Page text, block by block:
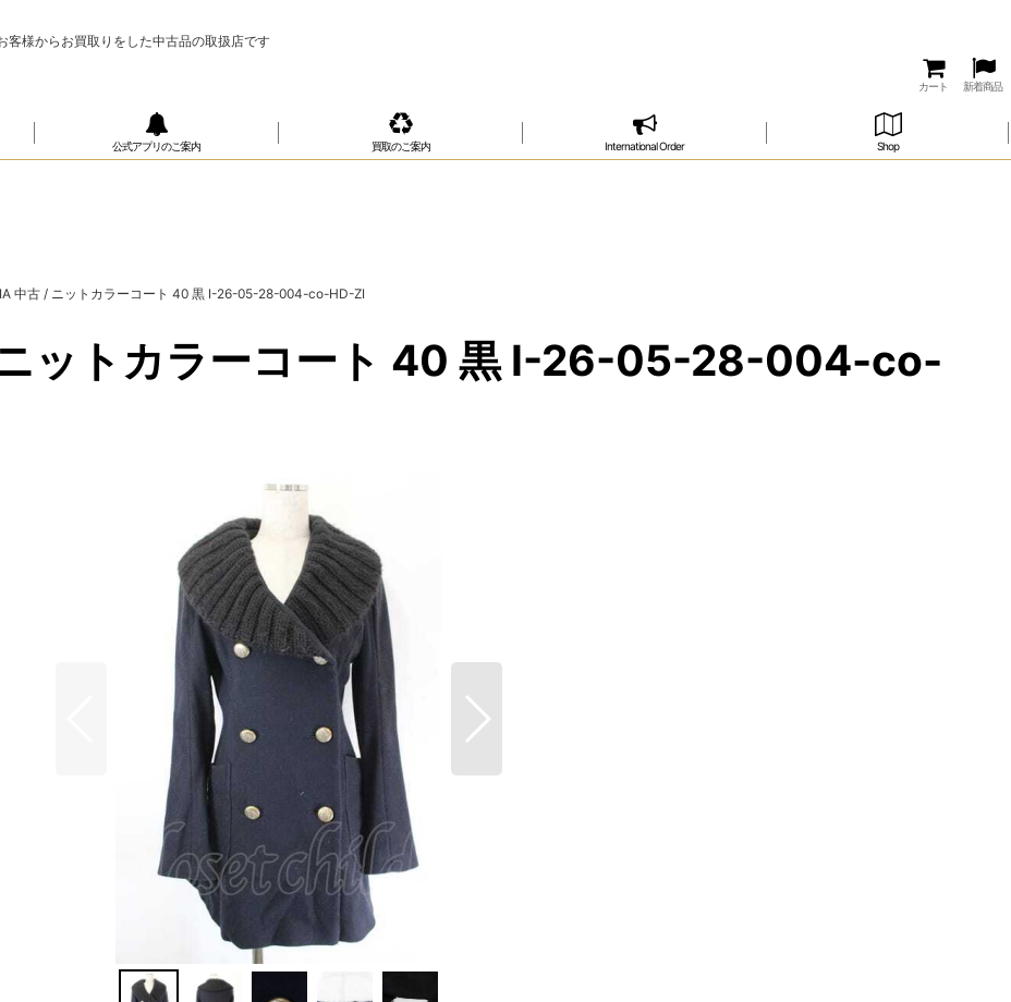
様からお買取りをした中古品の取扱店です
カート 新着商品
公式アプリのご案内 買取のご案内 International Order Shop
中古 / ニットカラーコート 40 黒 I-26-05-28-004-co-HD-ZI
ットカラーコート 40 黒 I-26-05-28-004-co-